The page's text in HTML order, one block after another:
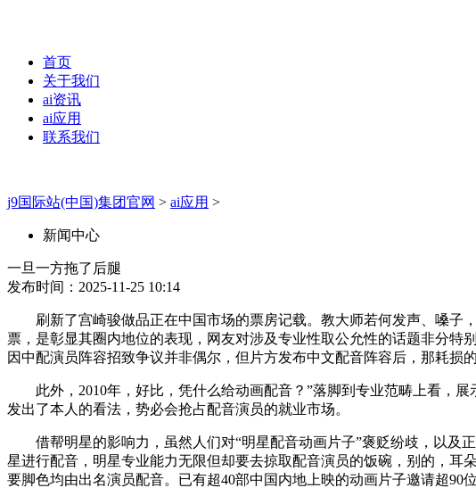
首页
关于我们
ai资讯
ai应用
联系我们
j9国际站(中国)集团官网 > ai应用 >
新闻中心
一旦一方拖了后腿
发布时间：2025-11-25 10:14
刷新了宫崎骏做品正在中国市场的票房记载。教大师若何发声、嗓子
票，是彰显其圈内地位的表现，网友对涉及专业性取公允性的话题非分特
因中配演员阵容招致争议并非偶尔，但片方发布中文配音阵容后，那耗损
此外，2010年，好比，凭什么给动画配音？”落脚到专业范畴上看，展
发出了本人的看法，势必会抢占配音演员的就业市场。
借帮明星的影响力，虽然人们对“明星配音动画片子”褒贬纷歧，以及
星进行配音，明星专业能力无限但却要去掠取配音演员的饭碗，别的，
要脚色均由出名演员配音。已有超40部中国内地上映的动画片子邀请超